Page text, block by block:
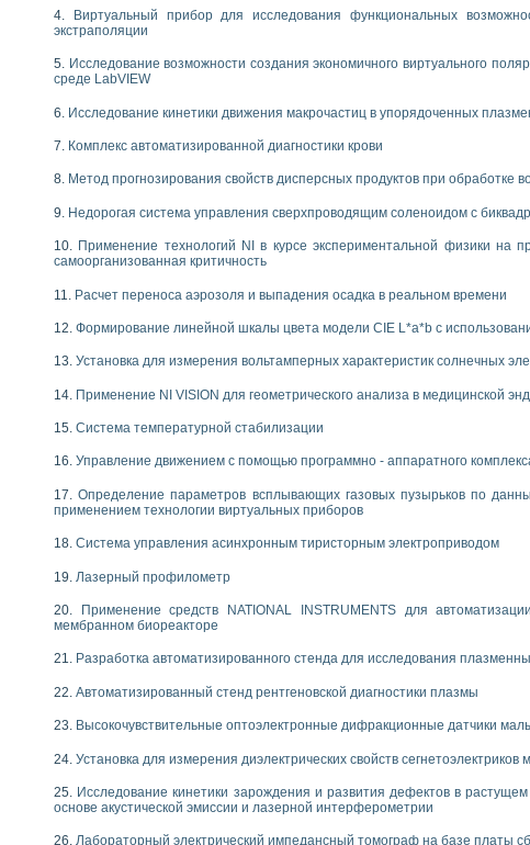
решателей обыкновенных дифференциальных уравнений инструментальных
практикумов на кафедре информационных систем МИРЭА
практикума по электронике кафедры информационных систем МИРЭА
частотного анализа для LabWindows/CVI и LabVIEW
программе «Прикладная физика и физическая информатика» инновационного
постоянного тока
ИИС на базе оборудования NI CompactDAQ
Виртуальный прибор для исследования функциональных
экстраполяции
Исследование возможности создания экономичного виртуального
среде LabVIEW
Исследование кинетики движения макрочастиц в упорядоченных
Комплекс автоматизированной диагностики крови
Метод прогнозирования свойств дисперсных продуктов при обработке
Недорогая система управления сверхпроводящим соленоидом с
Применение технологий NI в курсе экспериментальной физики на
самоорганизованная критичность
Расчет переноса аэрозоля и выпадения осадка в реальном времени
Формирование линейной шкалы цвета модели CIE L*a*b с
Установка для измерения вольтамперных характеристик солнечных
Применение NI VISION для геометрического анализа в медицинской
Система температурной стабилизации
Управление движением с помощью программно - аппаратного
Определение параметров всплывающих газовых пузырьков по
применением технологии виртуальных приборов
Система управления асинхронным тиристорным электроприводом
Лазерный профилометр
Применение средств NATIONAL INSTRUMENTS для
мембранном биореакторе
Разработка автоматизированного стенда для исследования
Автоматизированный стенд рентгеновской диагностики плазмы
Высокочувствительные оптоэлектронные дифракционные датчики
Установка для измерения диэлектрических свойств
Исследование кинетики зарождения и развития дефектов в
основе акустической эмиссии и лазерной интерферометрии
Лабораторный электрический импедансный томограф на базе платы